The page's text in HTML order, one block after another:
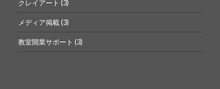
クレイアート (3)
メディア掲載 (3)
教室開業サポート (3)